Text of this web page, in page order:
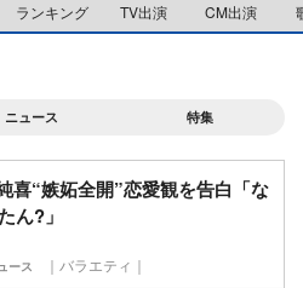
ランキング TV出演 CM出演
ニュース 特集
喜“嫉妬全開”恋愛観を告白「な
ん?」
ース ｜バラエティ｜